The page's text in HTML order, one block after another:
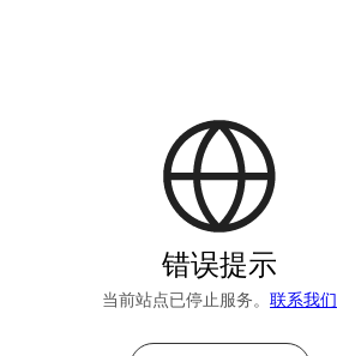
错误提示
当前站点已停止服务。 联系我们